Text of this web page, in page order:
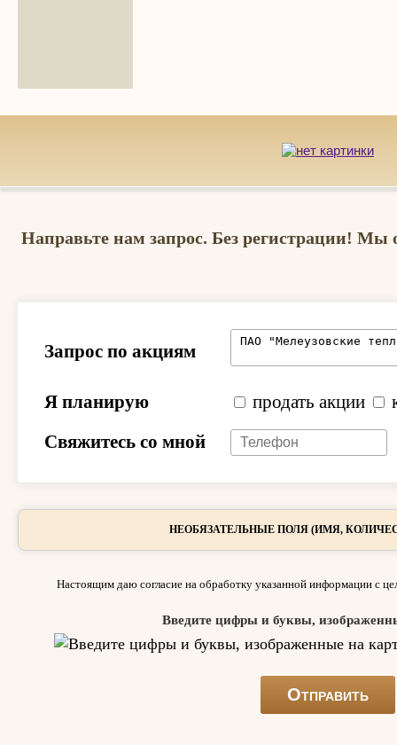
Направьте нам запрос. Без регистрации! Мы
Запрос по акциям
Я планирую продать акции
Свяжитесь со мной
НЕОБЯЗАТЕЛЬНЫЕ ПОЛЯ (ИМЯ,
Настоящим даю согласие на обработку указанной информации с
Введите цифры и буквы,